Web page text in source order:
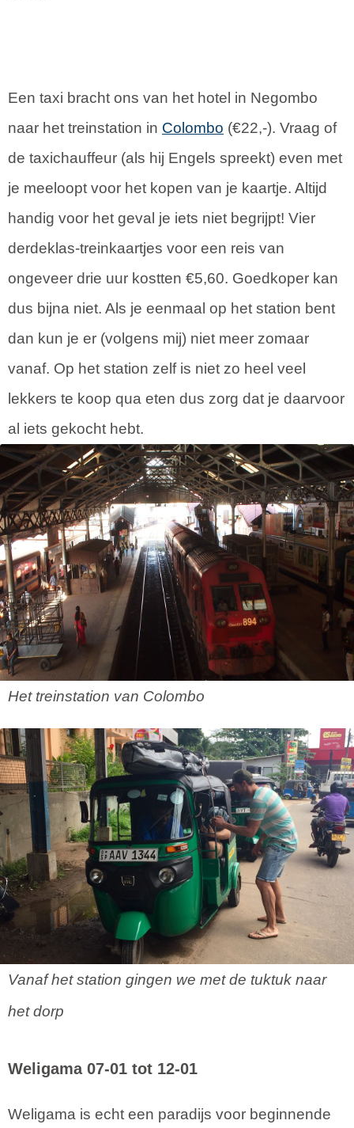
Een taxi bracht ons van het hotel in Negombo
naar het treinstation in Colombo (€22,-). Vraag of
de taxichauffeur (als hij Engels spreekt) even met
je meeloopt voor het kopen van je kaartje. Altijd
handig voor het geval je iets niet begrijpt! Vier
derdeklas-treinkaartjes voor een reis van
ongeveer drie uur kostten €5,60. Goedkoper kan
dus bijna niet. Als je eenmaal op het station bent
dan kun je er (volgens mij) niet meer zomaar
vanaf. Op het station zelf is niet zo heel veel
lekkers te koop qua eten dus zorg dat je daarvoor
al iets gekocht hebt.
Het treinstation van Colombo
Vanaf het station gingen we met de tuktuk naar
het dorp
Weligama 07-01 tot 12-01
Weligama is echt een paradijs voor beginnende